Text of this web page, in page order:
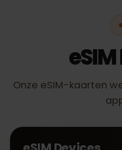
Onze eSIM-kaarten